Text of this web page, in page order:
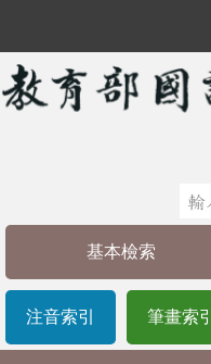
基本檢索
注音索引 筆畫索引